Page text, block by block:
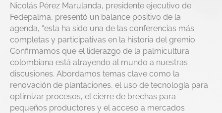
Nicolás Pérez Marulanda, presidente ejecutivo de
Fedepalma, presentó un balance positivo de la
agenda, “esta ha sido una de las conferencias más
completas y participativas en la historia del gremio.
Confirmamos que el liderazgo de la palmicultura
colombiana está atrayendo al mundo a nuestras
discusiones. Abordamos temas clave como la
renovación de plantaciones, el uso de tecnología para
optimizar procesos, el cierre de brechas para
pequeños productores y el acceso a mercados